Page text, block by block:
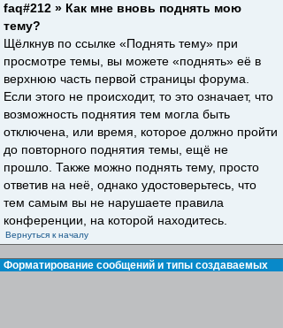
faq#212 » Как мне вновь поднять мою
тему?
Щёлкнув по ссылке «Поднять тему» при
просмотре темы, вы можете «поднять» её в
верхнюю часть первой страницы форума.
Если этого не происходит, то это означает, что
возможность поднятия тем могла быть
отключена, или время, которое должно пройти
до повторного поднятия темы, ещё не
прошло. Также можно поднять тему, просто
ответив на неё, однако удостоверьтесь, что
тем самым вы не нарушаете правила
конференции, на которой находитесь.
Вернуться к началу
Форматирование сообщений и типы создаваемых